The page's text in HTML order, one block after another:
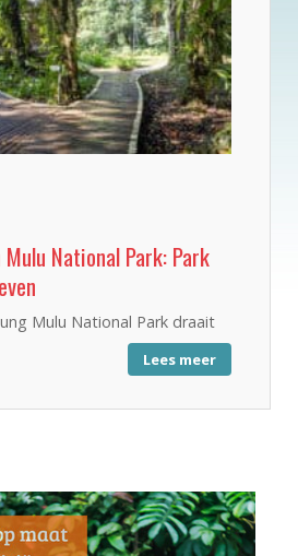
National Park: Park
Mulu National Park draait
Lees meer